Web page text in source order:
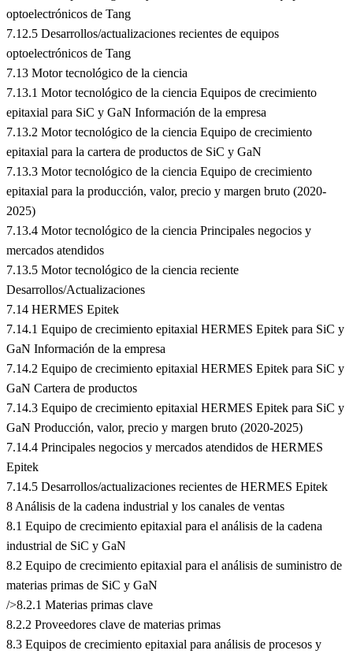
optoelectrónicos de Tang
7.12.5 Desarrollos/actualizaciones recientes de equipos
optoelectrónicos de Tang
7.13 Motor tecnológico de la ciencia
7.13.1 Motor tecnológico de la ciencia Equipos de crecimiento
epitaxial para SiC y GaN Información de la empresa
7.13.2 Motor tecnológico de la ciencia Equipo de crecimiento
epitaxial para la cartera de productos de SiC y GaN
7.13.3 Motor tecnológico de la ciencia Equipo de crecimiento
epitaxial para la producción, valor, precio y margen bruto (2020-
2025)
7.13.4 Motor tecnológico de la ciencia Principales negocios y
mercados atendidos
7.13.5 Motor tecnológico de la ciencia reciente
Desarrollos/Actualizaciones
7.14 HERMES Epitek
7.14.1 Equipo de crecimiento epitaxial HERMES Epitek para SiC y
GaN Información de la empresa
7.14.2 Equipo de crecimiento epitaxial HERMES Epitek para SiC y
GaN Cartera de productos
7.14.3 Equipo de crecimiento epitaxial HERMES Epitek para SiC y
GaN Producción, valor, precio y margen bruto (2020-2025)
7.14.4 Principales negocios y mercados atendidos de HERMES
Epitek
7.14.5 Desarrollos/actualizaciones recientes de HERMES Epitek
8 Análisis de la cadena industrial y los canales de ventas
8.1 Equipo de crecimiento epitaxial para el análisis de la cadena
industrial de SiC y GaN
8.2 Equipo de crecimiento epitaxial para el análisis de suministro de
materias primas de SiC y GaN
/>8.2.1 Materias primas clave
8.2.2 Proveedores clave de materias primas
8.3 Equipos de crecimiento epitaxial para análisis de procesos y